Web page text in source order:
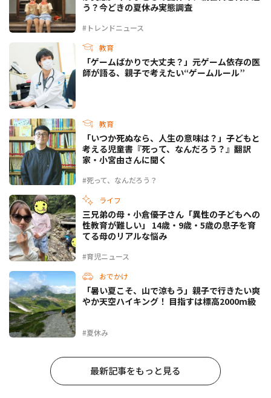
#トレンドニュース
う？今どきの夏休み実態調査
教育
「ゲームばかりで大丈夫？」元ゲーム依存の医
師が語る、親子で考えたい“ゲームルール”
教育
#死って、なんだろう？
「いつか死ぬなら、人生の意味は？」子どもと
考える児童書『死って、なんだろう？』翻訳
家・小宮由さんに聞く
ライフ
#育児ニュース
三兄弟の母・小倉優子さん「異性の子どもへの
性教育が難しい」 14歳・9歳・5歳の息子を育
てる母のリアルな悩み
おでかけ
#夏休み
「暑い夏こそ、山で涼もう」親子で行きたい爽
やか天空ハイキング！ 目指すは標高2000m級
最新記事をもっと見る